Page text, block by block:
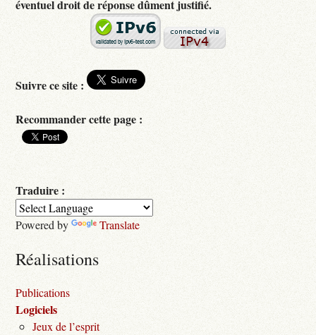
éventuel droit de réponse dûment justifié.
Suivre ce site :
Recommander cette page :
Traduire :
Powered by Translate
Réalisations
Publications
Logiciels
Jeux de l’esprit